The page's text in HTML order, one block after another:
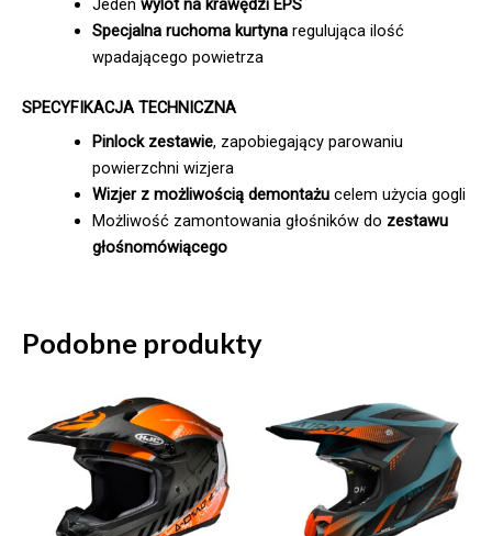
Jeden wylot na krawędzi EPS
Specjalna ruchoma kurtyna regulująca ilość
wpadającego powietrza
SPECYFIKACJA TECHNICZNA
Pinlock zestawie, zapobiegający parowaniu
powierzchni wizjera
Wizjer z możliwością demontażucelem użycia gogli
Możliwość zamontowania głośników do zestawu
głośnomówiącego
Podobne produkty